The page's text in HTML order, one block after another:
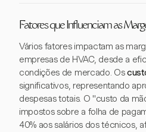
Fatores que Influenciam as
Vários fatores impactam as
empresas de HVAC, desde a
condições de mercado. Os
significativos, representando
despesas totais. O "custo da
impostos sobre a folha de
40% aos salários dos técnicos,